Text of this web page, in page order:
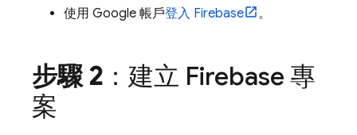
使用 Google 帳戶登入 Firebase 。
步驟 2 ：建立 Firebase 專
案